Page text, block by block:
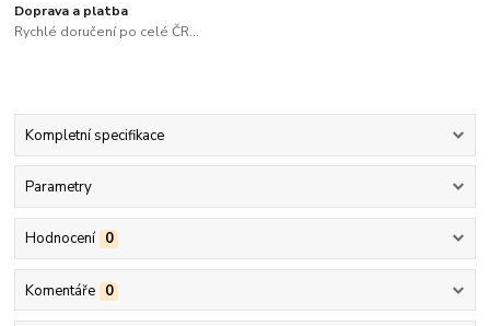
Doprava a platba
Rychlé doručení po celé ČR...
Kompletní specifikace
Parametry
Hodnocení 0
Komentáře 0